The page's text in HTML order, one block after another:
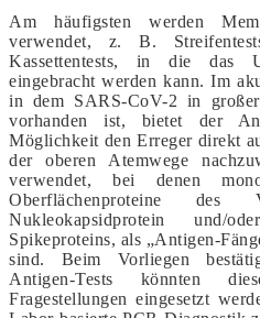
Am häufigsten werden
verwendet, z. B.
Kassettentests, in die das
eingebracht werden kann. Im
in dem SARS-CoV-2 in
vorhanden ist, bietet der
Möglichkeit den Erreger direkt
der oberen Atemwege
verwendet, bei denen
Oberflächenproteine
Nukleokapsidprotein und/
Spikeproteins, als „Antigen-
sind. Beim Vorliegen
Antigen-Tests könnten
Fragestellungen eingesetzt